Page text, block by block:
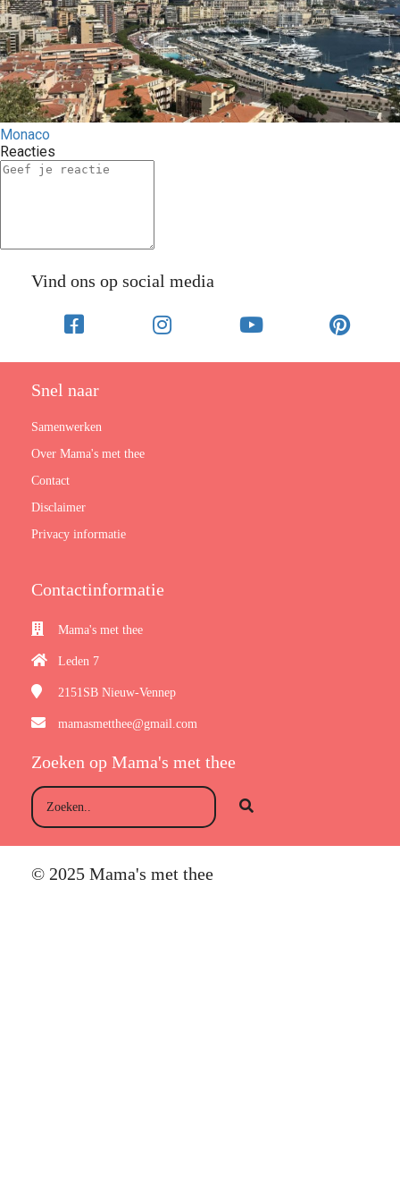
Monaco
Reacties
Vind ons op social media
Snel naar
Samenwerken
Over Mama's met thee
Contact
Disclaimer
Privacy informatie
Contactinformatie
Mama's met thee
Leden 7
2151SB Nieuw-Vennep
mamasmetthee@gmail.com
Zoeken op Mama's met thee
© 2025 Mama's met thee